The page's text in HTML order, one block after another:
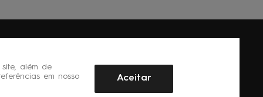
além de
em nosso
Aceitar